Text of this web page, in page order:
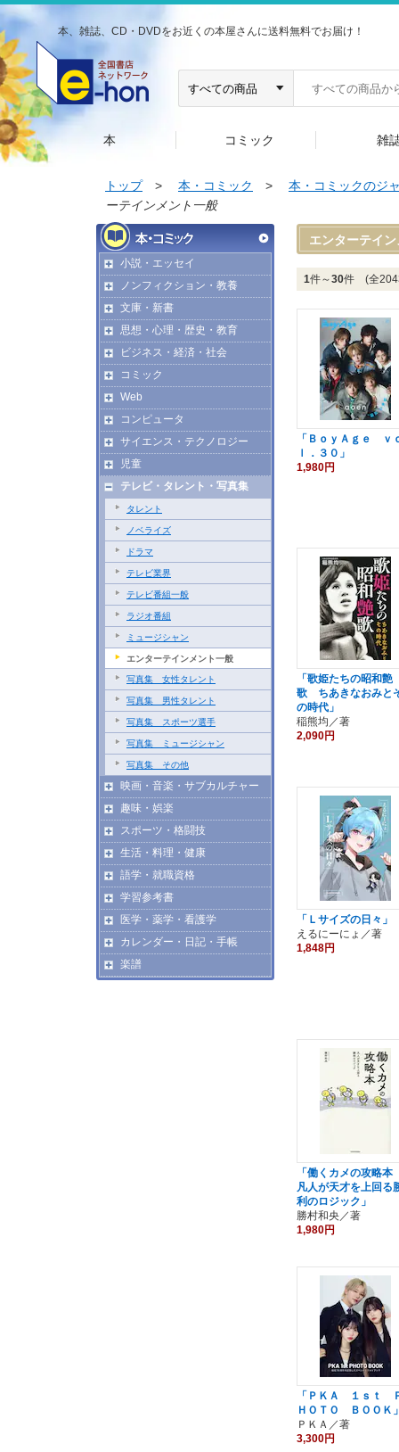
本、雑誌、CD・DVDをお近くの本屋さんに送料無料でお届け！
本 コミック 雑
トップ> 本・コミック > 本・コミックのジ
ーテインメント一般
小説・エッセイ
ノンフィクション・教養
文庫・新書
思想・心理・歴史・教育
ビジネス・経済・社会
コミック
Web
コンピュータ
サイエンス・テクノロジー
児童
テレビ・タレント・写真集
タレント
ノベライズ
ドラマ
テレビ業界
テレビ番組一般
ラジオ番組
ミュージシャン
エンターテインメント一般
写真集 女性タレント
写真集 男性タレント
写真集 スポーツ選手
写真集 ミュージシャン
写真集 その他
映画・音楽・サブカルチャー
趣味・娯楽
スポーツ・格闘技
生活・料理・健康
語学・就職資格
学習参考書
医学・薬学・看護学
カレンダー・日記・手帳
楽譜
エンターテイ
1件～30件 (全
「ＢｏｙＡｇｅ ｖ
ｌ．３０」
1,980円
「歌姫たちの昭和艶
歌 ちあきなおみと
の時代」
稲熊均／著
2,090円
「Ｌサイズの日々」
えるにーにょ／著
1,848円
「働くカメの攻略
凡人が天才を上回る
利のロジック」
勝村和央／著
1,980円
「ＰＫＡ １ｓｔ
ＨＯＴＯ ＢＯＯＫ
ＰＫＡ／著
3,300円